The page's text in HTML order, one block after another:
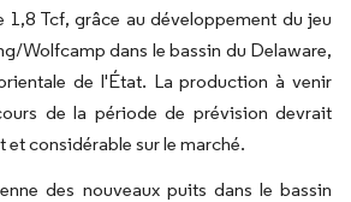
1,8 Tcf, grâce au développement du jeu
Wolfcamp dans le bassin du Delaware,
de l'État. La production à venir
de la période de prévision devrait
considérable sur le marché.
des nouveaux puits dans le bassin